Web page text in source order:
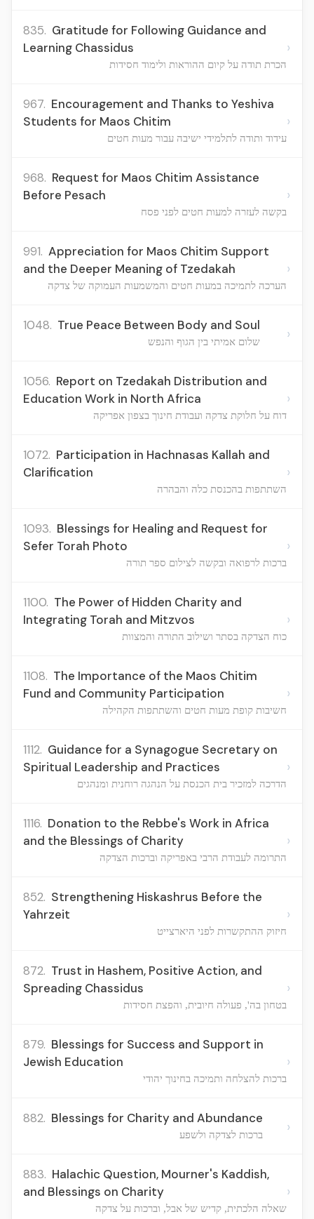
835. Gratitude for Following Guidance and
Learning Chassidus
הכרת תודה על קיום ההוראות ולימוד חסידות
›
967. Encouragement and Thanks to Yeshiva
Students for Maos Chitim
עידוד ותודה לתלמידי ישיבה עבור מעות חטים
›
968. Request for Maos Chitim Assistance
Before Pesach
בקשה לעזרה למעות חטים לפני פסח
›
991. Appreciation for Maos Chitim Support
and the Deeper Meaning of Tzedakah
הערכה לתמיכה במעות חטים והמשמעות העמוקה של צדקה
›
1048. True Peace Between Body and Soul
שלום אמיתי בין הגוף והנפש ›
1056. Report on Tzedakah Distribution and
Education Work in North Africa
דוח על חלוקת צדקה ועבודת חינוך בצפון אפריקה
›
1072. Participation in Hachnasas Kallah and
Clarification
השתתפות בהכנסת כלה והבהרה
›
1093. Blessings for Healing and Request for
Sefer Torah Photo
ברכות לרפואה ובקשה לצילום ספר תורה
›
1100. The Power of Hidden Charity and
Integrating Torah and Mitzvos
כוח הצדקה בסתר ושילוב התורה והמצוות
›
1108. The Importance of the Maos Chitim
Fund and Community Participation
חשיבות קופת מעות חטים והשתתפות הקהילה
›
1112. Guidance for a Synagogue Secretary on
Spiritual Leadership and Practices
הדרכה למזכיר בית הכנסת על הנהגה רוחנית ומנהגים
›
1116. Donation to the Rebbe's Work in Africa
and the Blessings of Charity
התרומה לעבודת הרבי באפריקה וברכות הצדקה
›
852. Strengthening Hiskashrus Before the
Yahrzeit
חיזוק ההתקשרות לפני היארצייט
›
872. Trust in Hashem, Positive Action, and
Spreading Chassidus
בטחון בה', פעולה חיובית, והפצת חסידות
›
879. Blessings for Success and Support in
Jewish Education
ברכות להצלחה ותמיכה בחינוך יהודי
›
882. Blessings for Charity and Abundance
ברכות לצדקה ולשפע ›
883. Halachic Question, Mourner's Kaddish,
and Blessings on Charity
שאלה הלכתית, קדיש של אבל, וברכות על צדקה
›